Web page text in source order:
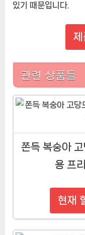
있기 때문입니다.
제
관련 상품들
쫀득 복숭아
용 프
현재